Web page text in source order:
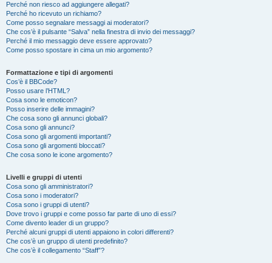
Perché non riesco ad aggiungere allegati?
Perché ho ricevuto un richiamo?
Come posso segnalare messaggi ai moderatori?
Che cos’è il pulsante “Salva” nella finestra di invio dei messaggi?
Perché il mio messaggio deve essere approvato?
Come posso spostare in cima un mio argomento?
Formattazione e tipi di argomenti
Cos’è il BBCode?
Posso usare l’HTML?
Cosa sono le emoticon?
Posso inserire delle immagini?
Che cosa sono gli annunci globali?
Cosa sono gli annunci?
Cosa sono gli argomenti importanti?
Cosa sono gli argomenti bloccati?
Che cosa sono le icone argomento?
Livelli e gruppi di utenti
Cosa sono gli amministratori?
Cosa sono i moderatori?
Cosa sono i gruppi di utenti?
Dove trovo i gruppi e come posso far parte di uno di essi?
Come divento leader di un gruppo?
Perché alcuni gruppi di utenti appaiono in colori differenti?
Che cos’è un gruppo di utenti predefinito?
Che cos’è il collegamento “Staff”?